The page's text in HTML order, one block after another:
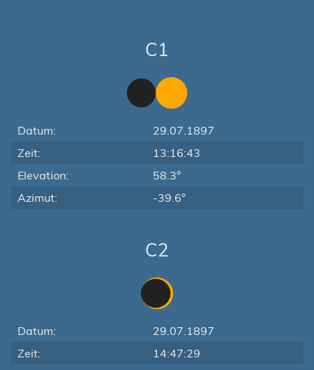
C1
Datum:
29.07.1897
Zeit:
13:16:43
Elevation:
58.3°
Azimut:
-39.6°
C2
Datum:
29.07.1897
Zeit:
14:47:29